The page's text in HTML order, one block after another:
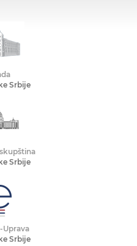
Srbije
Srbije
Uprava
Srbije